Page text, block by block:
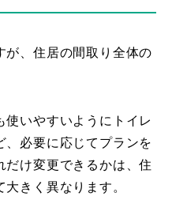
が、住居の間取り全体の
使いやすいようにトイレ
、必要に応じてプランを
だけ変更できるかは、住
きく異なります。